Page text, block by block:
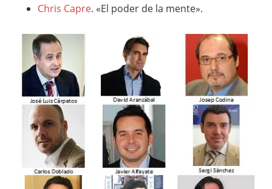
Chris Capre. «El poder de la mente».